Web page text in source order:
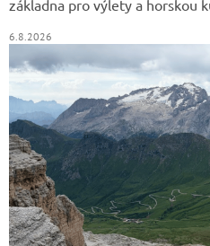
základna pro výlety a horskou
6.8.2026